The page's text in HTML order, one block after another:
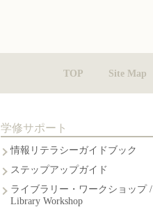
TOP Site Map
学修サポート
情報リテラシーガイドブック
ステップアップガイド
ライブラリー・ワークショップ /
Library Workshop